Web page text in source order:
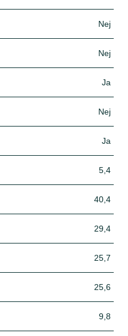
Nej
Nej
Ja
Nej
Ja
5,4
40,4
29,4
25,7
25,6
9,8